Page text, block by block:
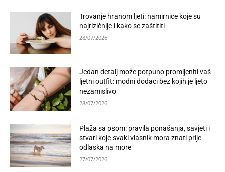
Trovanje hranom ljeti: namirnice koje su
najrizičnije i kako se zaštititi
28/07/2026
Jedan detalj može potpuno promijeniti vaš
ljetni outfit: modni dodaci bez kojih je ljeto
nezamislivo
28/07/2026
Plaža sa psom: pravila ponašanja, savjeti i
stvari koje svaki vlasnik mora znati prije
odlaska na more
27/07/2026